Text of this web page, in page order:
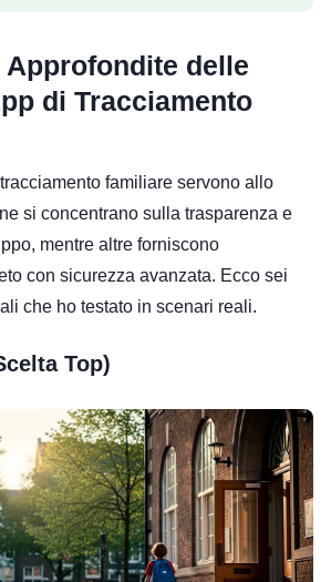
delle
di Tracciamento
familiare servono allo
si concentrano sulla trasparenza e
mentre altre forniscono
con sicurezza avanzata. Ecco sei
che ho testato in scenari reali.
Top)